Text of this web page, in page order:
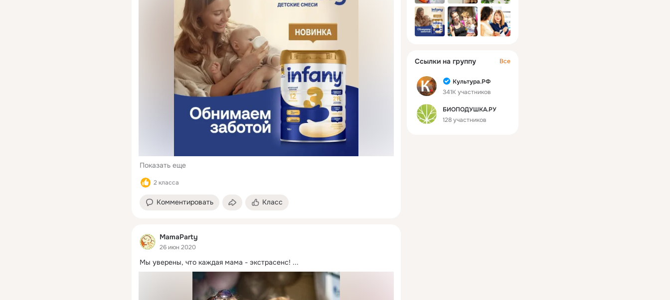
Показать еще
2 класса
Комментировать Класс
MamaParty
26 июн 2020
Мы уверены, что каждая мама - экстрасенс! ...
Ссылки на группу Все
Культура.РФ
341K участников
БИОПОДУШКА.РУ
128 участников